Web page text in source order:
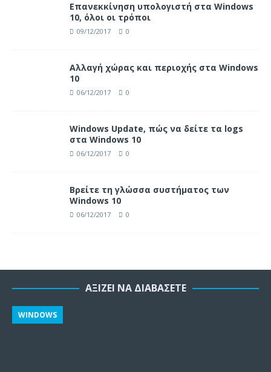
Επανεκκίνηση υπολογιστή στα Windows
10, όλοι οι τρόποι
09/12/2017 0
Αλλαγή χώρας και περιοχής στα Windows
10
06/12/2017 0
Windows Update, πώς να δείτε τα logs
στα Windows 10
06/12/2017 0
Βρείτε τη γλώσσα συστήματος των
Windows 10
06/12/2017 0
ΑΞΊΖΕΙ ΝΑ ΔΙΑΒΆΣΕΤΕ
WINDOWS